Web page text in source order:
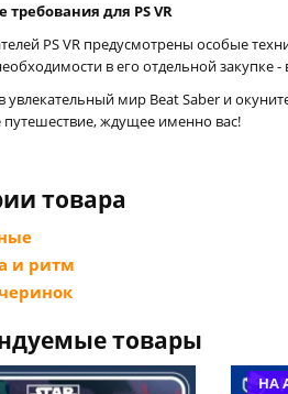
требования для PS VR
PS VR предусмотрены особые
в его отдельной
увлекательный мир Beat Saber и
ждущее именно вас!
товара
и ритм
товары
НА